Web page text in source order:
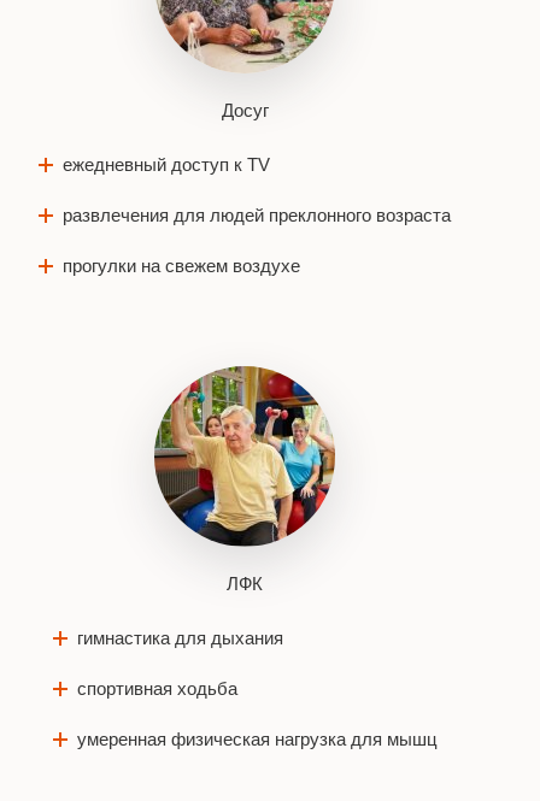
Досуг
ежедневный доступ к TV
развлечения для людей преклонного возраста
прогулки на свежем воздухе
ЛФК
гимнастика для дыхания
спортивная ходьба
умеренная физическая нагрузка для мышц